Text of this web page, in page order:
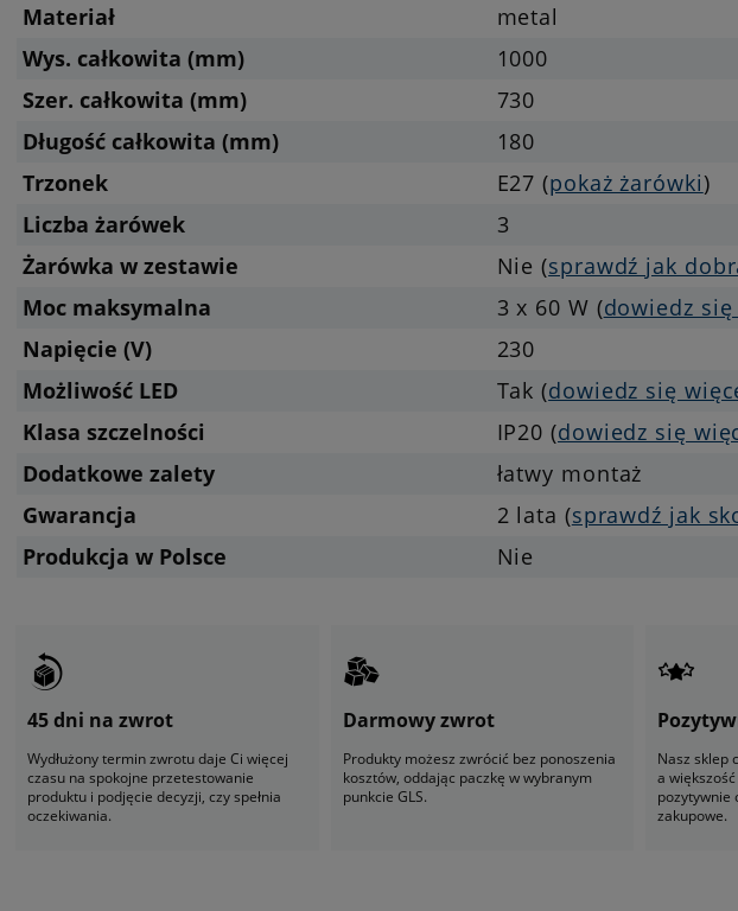
Materiał
metal
Wys. całkowita (mm)
1000
Szer. całkowita (mm)
730
Długość całkowita (mm)
180
Trzonek
E27 (pokaż żarówki)
Liczba żarówek
3
Żarówka w zestawie
Nie (sprawdź jak
Moc maksymalna
3 x 60 W (dowiedz się
Napięcie (V)
230
Możliwość LED
Tak (dowiedz się
Klasa szczelności
IP20 (dowiedz się
Dodatkowe zalety
łatwy montaż
Gwarancja
2 lata (sprawdź jak
Produkcja w Polsce
Nie
45 dni na zwrot
Wydłużony termin zwrotu daje Ci więcej
czasu na spokojne przetestowanie
produktu i podjęcie decyzji, czy spełnia
oczekiwania.
Darmowy zwrot
Produkty możesz zwrócić bez ponoszenia
kosztów, oddając paczkę w wybranym
punkcie GLS.
Nasz sklep
a
pozytywnie
zakupowe.